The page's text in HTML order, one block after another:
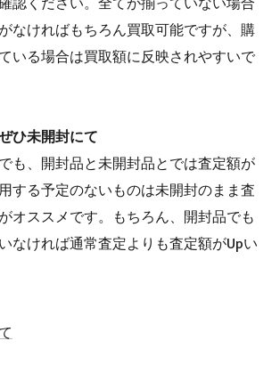
なければもちろん買取可能ですが、購
いる場合は買取額に反映されやすいで
ひ未開封にて
も、開封品と未開封品とでは査定額が
する予定のないものは未開封のまま査
オススメです。もちろん、開封品でも
なければ通常査定よりも査定額がUpい